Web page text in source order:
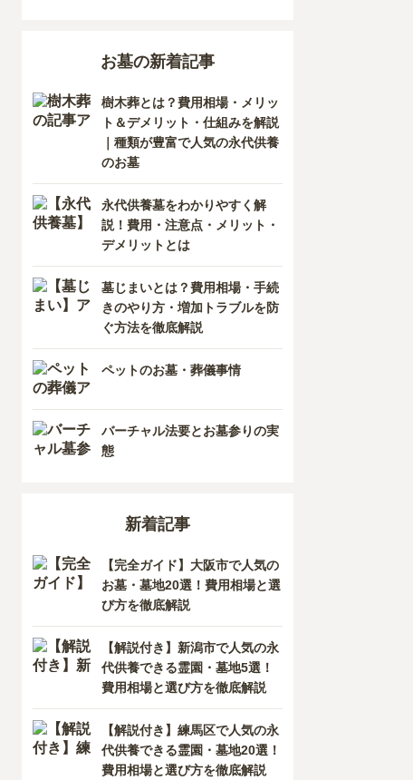
長野県
奈良県
島根県
香川県
高知県
宮崎県
熊本県
鹿児島県
お墓の新着記事
樹木葬とは？費用相場・メリッ
ト＆デメリット・仕組みを解説
｜種類が豊富で人気の永代供養
のお墓
永代供養墓をわかりやすく解
説！費用・注意点・メリット・
デメリットとは
墓じまいとは？費用相場・手続
きのやり方・増加トラブルを防
ぐ方法を徹底解説
ペットのお墓・葬儀事情
バーチャル法要とお墓参りの実
態
新着記事
【完全ガイド】大阪市で人気の
お墓・墓地20選！費用相場と選
び方を徹底解説
【解説付き】新潟市で人気の永
代供養できる霊園・墓地5選！
費用相場と選び方を徹底解説
【解説付き】練馬区で人気の永
代供養できる霊園・墓地20選！
費用相場と選び方を徹底解説